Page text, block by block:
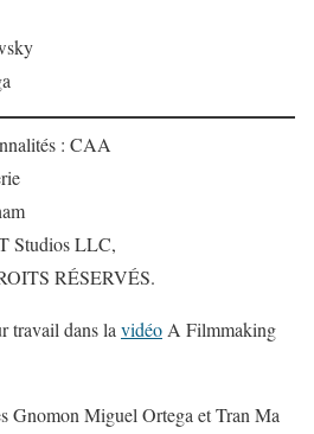
: CAA
Studios LLC,
RÉSERVÉS.
travail dans la vidéo A Filmmaking
Gnomon Miguel Ortega et Tran Ma